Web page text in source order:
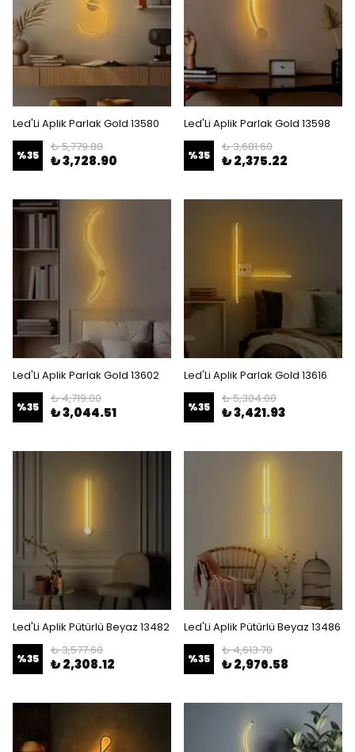
Led'Li Aplik Parlak Gold 13580
%35
₺ 5,779.80
₺ 3,728.90
Led'Li Aplik Parlak Gold 13598
%35
₺ 3,681.60
₺ 2,375.22
Led'Li Aplik Parlak Gold 13602
%35
₺ 4,719.00
₺ 3,044.51
Led'Li Aplik Parlak Gold 13616
%35
₺ 5,304.00
₺ 3,421.93
Led'Li Aplik Pütürlü Beyaz 13482
%35
₺ 3,577.60
₺ 2,308.12
Led'Li Aplik Pütürlü Beyaz 13486
%35
₺ 4,613.70
₺ 2,976.58